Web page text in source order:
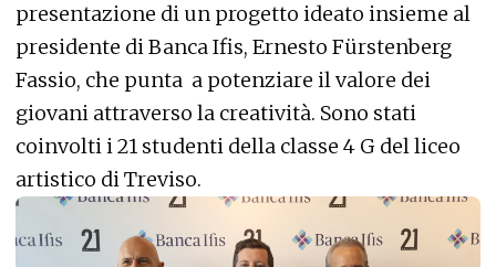
presentazione di un progetto ideato insieme al
presidente di Banca Ifis, Ernesto Fürstenberg
Fassio, che punta a potenziare il valore dei
giovani attraverso la creatività. Sono stati
coinvolti i 21 studenti della classe 4 G del liceo
artistico di Treviso.